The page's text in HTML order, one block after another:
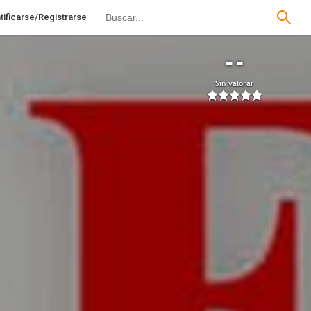
Registrarse
--
Sin valorar